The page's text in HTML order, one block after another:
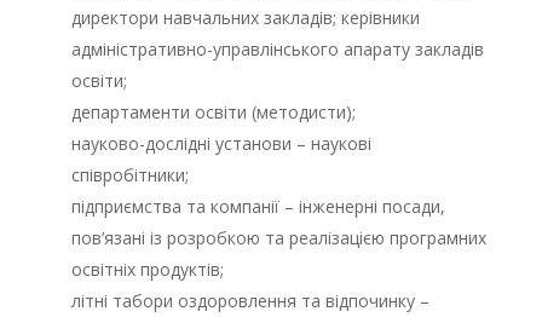
директори навчальних закладів; керівники
адміністративно-управлінського апарату закладів
освіти;
департаменти освіти (методисти);
науково-дослідні установи – наукові
співробітники;
підприємства та компанії – інженерні посади,
пов’язані із розробкою та реалізацією програмних
освітніх продуктів;
літні табори оздоровлення та відпочинку –